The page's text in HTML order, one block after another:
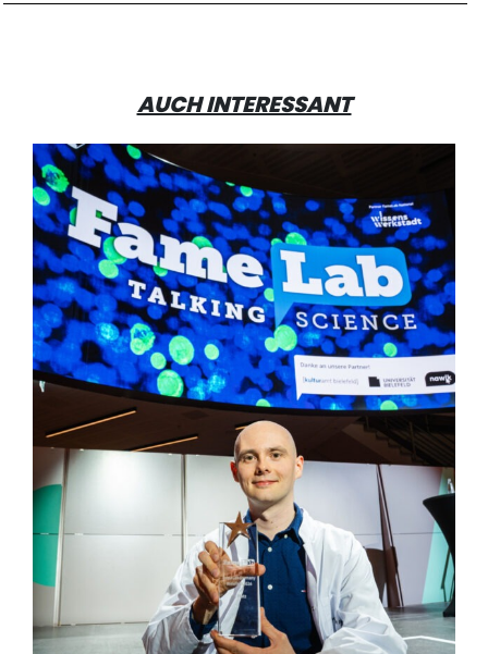
AUCH INTERESSANT